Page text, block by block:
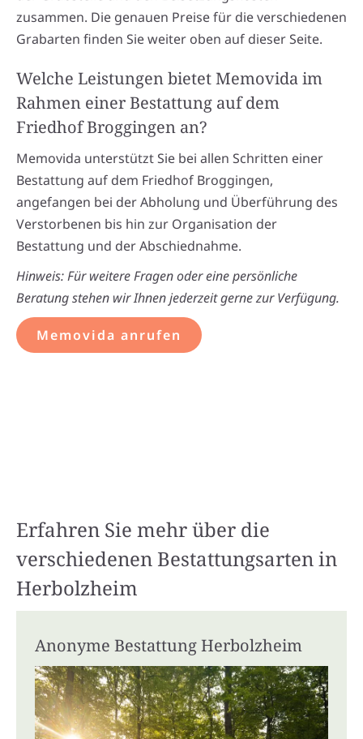
zusammen. Die genauen Preise für die verschiedenen
Grabarten finden Sie weiter oben auf dieser Seite.
Welche Leistungen bietet Memovida im
Rahmen einer Bestattung auf dem
Friedhof Broggingen an?
Memovida unterstützt Sie bei allen Schritten einer
Bestattung auf dem Friedhof Broggingen,
angefangen bei der Abholung und Überführung des
Verstorbenen bis hin zur Organisation der
Bestattung und der Abschiednahme.
Hinweis: Für weitere Fragen oder eine persönliche
Beratung stehen wir Ihnen jederzeit gerne zur Verfügung.
Memovida anrufen
Erfahren Sie mehr über die
verschiedenen Bestattungsarten in
Herbolzheim
Anonyme Bestattung Herbolzheim